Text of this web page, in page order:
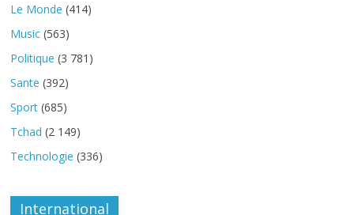
Le Monde (414)
Music (563)
Politique (3 781)
Sante (392)
Sport (685)
Tchad (2 149)
Technologie (336)
International